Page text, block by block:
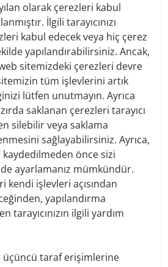
according to the “Know Your
principle (e.g. customer profile,
type of business relationship,
of funds)
such as volumes, payment orders,
securities purchases, etc.
and products such as IBAN, debit
account no. etc.
(e.g. relationships between
customer or powers of
of legal or regulatory
(e.g. tax ID, CRS status)
(e.g. letters, E-Mails, meeting
olarak çerezleri kabul
İlgili tarayıcınızı
kabul edecek veya hiç çerez
yapılandırabilirsiniz. Ancak,
web sitemizdeki çerezleri devre
sitemizin tüm işlevlerini artık
lütfen unutmayın. Ayrıca
saklanan çerezleri tarayıcı
silebilir veya saklama
sağlayabilirsiniz. Ayrıca,
kaydedilmeden önce sizi
ayarlamanız mümkündür.
kendi işlevleri açısından
yapılandırma
tarayıcınızın ilgili yardım
üçüncü taraf erişimlerine